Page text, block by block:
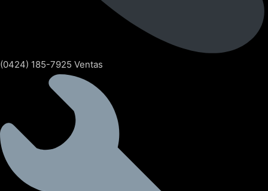
(0424) 185-7925 Ventas